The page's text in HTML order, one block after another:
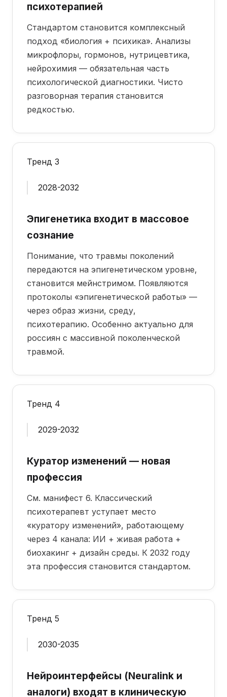
психотерапией
Стандартом становится комплексный
подход «биология + психика». Анализы
микрофлоры, гормонов, нутрицевтика,
нейрохимия — обязательная часть
психологической диагностики. Чисто
разговорная терапия становится
редкостью.
Тренд 3
2028-2032
Эпигенетика входит в массовое
сознание
Понимание, что травмы поколений
передаются на эпигенетическом уровне,
становится мейнстримом. Появляются
протоколы «эпигенетической работы» —
через образ жизни, среду,
психотерапию. Особенно актуально для
россиян с массивной поколенческой
травмой.
Тренд 4
2029-2032
Куратор изменений — новая
профессия
См. манифест 6. Классический
психотерапевт уступает место
«куратору изменений», работающему
через 4 канала: ИИ + живая работа +
биохакинг + дизайн среды. К 2032 году
эта профессия становится стандартом.
Тренд 5
2030-2035
Нейроинтерфейсы (Neuralink и
аналоги) входят в клиническую